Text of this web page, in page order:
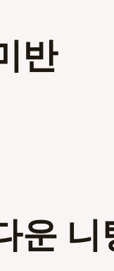
반
운 니